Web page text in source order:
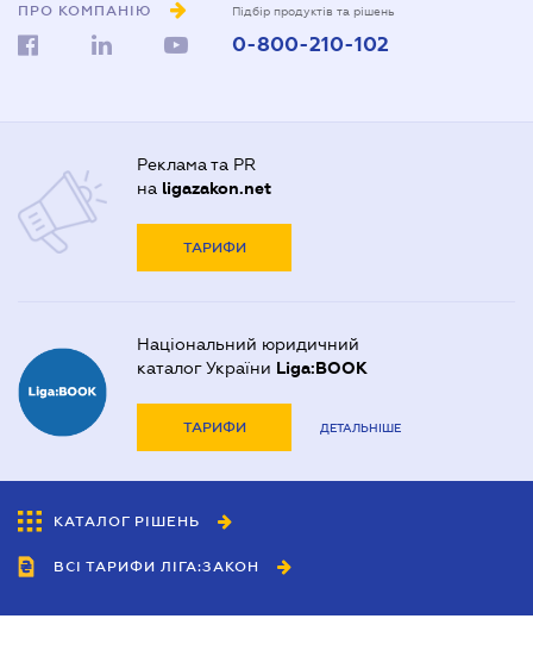
ПРО КОМПАНІЮ Підбір продуктів та рішень
0-800-210-102
Реклама та PR
на ligazakon.net
ТАРИФИ
Національний юридичний
каталог України Liga:BOOK
ТАРИФИ ДЕТАЛЬНІШЕ
КАТАЛОГ РІШЕНЬ
ВСІ ТАРИФИ ЛІГА:ЗАКОН